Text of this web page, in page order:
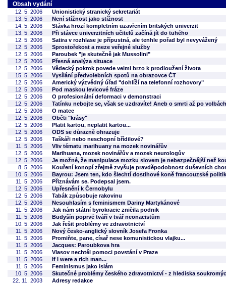
Obsah vydání
12. 5. 2006
Unionistický stranický sekretariát
13. 5. 2006
Není stížnost jako stížnost
14. 5. 2006
Stávka hrozí kompletním uzavřením britských univerzit
13. 5. 2006
Při stávce univerzitních učitelů začíná jít do tuhého
12. 5. 2006
Satira v rozhlase je přípustná, ale tenhle pořad byl nevyvážený
12. 5. 2006
Sprostořekost a meze veřejné služby
12. 5. 2006
Paroubek "je skutečně jak Mussolini"
12. 5. 2006
Přesná analýza situace
12. 5. 2006
Vědecký pokrok povede velmi brzo k prodloužení života
15. 5. 2006
Vysílání předvolebních spotů na obrazovce ČT
12. 5. 2006
Americký výzvědný úřad "dohlíží na telefonní rozhovory"
12. 5. 2006
Pod maskou levicové fráze
12. 5. 2006
O profesionální deformaci v demonstraci
12. 5. 2006
Tatínku nebojte se, však se uzdravíte! Aneb o smrti až po
12. 5. 2006
O matce
12. 5. 2006
Oběti "krásy"
12. 5. 2006
Platit kartou, neplatit kartou...
12. 5. 2006
ODS se důrazně ohrazuje
12. 5. 2006
Taškáři nebo neschopní břídilové?
11. 5. 2006
Vliv tématu marihuany na mozek novinářův
12. 5. 2006
Marihuana, mozek novinářův a mozek neurologův
12. 5. 2006
Je možné, že manipulace mozku slovem je nebezpečnější než
8. 5. 2006
Kouření konopí zřejmě zvyšuje pravděpodobnost duševních
10. 5. 2006
Bayrou: Jsem ten, kdo šlechtí dostihové koně francouzské
11. 5. 2006
Přiznávám se. Podepsal jsem.
12. 5. 2006
Upřesnění k Černobylu
12. 5. 2006
Tabák způsobuje rakovinu
12. 5. 2006
Nesouhlasím s feminismem Dariny Martykánové
11. 5. 2006
Jak nám státní byrokracie zničila podnik
11. 5. 2006
Budyšín poprvé tváří v tvář neonacistům
10. 5. 2006
Jak řešit problémy ve zdravotnictví
11. 5. 2006
Nový česko-anglický slovník Josefa Fronka
11. 5. 2006
Promiňte, pane, císař nese komunistickou vlajku...
11. 5. 2006
Jacques: Paroubkova hra
11. 5. 2006
Vlasov nechtěl pomoci povstání v Praze
11. 5. 2006
If I were a rich man...
11. 5. 2006
Feminismus jako islám
10. 5. 2006
Skutečné problémy českého zdravotnictví - z hlediska
22. 11. 2003
Adresy redakce